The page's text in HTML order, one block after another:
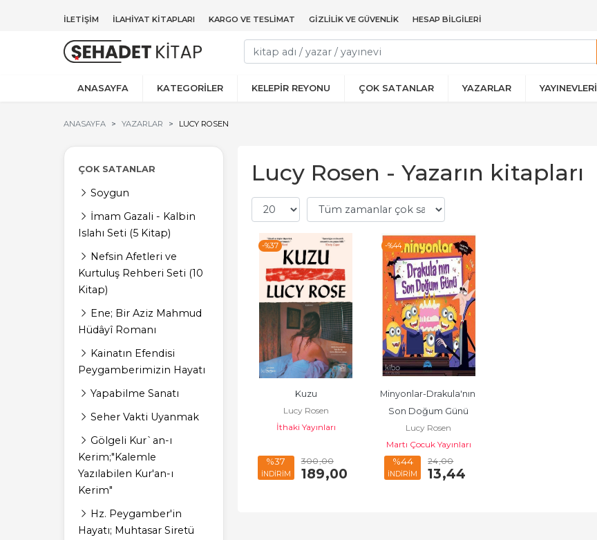
İLETIŞIM İLAHIYAT KITAPLARI KARGO VE TESLIMAT GIZLILIK VE GÜVENLIK HESAP BILGILERI
ANASAYFA KATEGORİLER KELEPİR REYONU ÇOK SATANLAR YAZARLAR YAYINEVLERİ
ANASAYFA YAZARLAR LUCY ROSEN
ÇOK SATANLAR
Soygun
İmam Gazali - Kalbin
Islahı Seti (5 Kitap)
Nefsin Afetleri ve
Kurtuluş Rehberi Seti (10
Kitap)
Ene; Bir Aziz Mahmud
Hüdâyî Romanı
Kainatın Efendisi
Peygamberimizin Hayatı
Yapabilme Sanatı
Seher Vakti Uyanmak
Gölgeli Kur`an-ı
Kerim;"Kalemle
Yazılabilen Kur'an-ı
Kerim"
Hz. Peygamber'in
Hayatı; Muhtasar Siretü
Lucy Rosen - Yazarın kitapları
-%37
Kuzu
Lucy Rosen
İthaki Yayınları
%37
İNDİRİM
300,00
189,00
-%44
Minyonlar-Drakula'nın
Son Doğum Günü
Lucy Rosen
Martı Çocuk Yayınları
%44
İNDİRİM
24,00
13,44